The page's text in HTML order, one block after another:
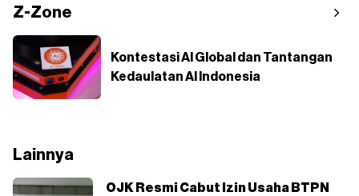
Z-Zone
Kontestasi AI Global dan Tantangan
Kedaulatan AI Indonesia
Lainnya
OJK Resmi Cabut Izin Usaha BTPN